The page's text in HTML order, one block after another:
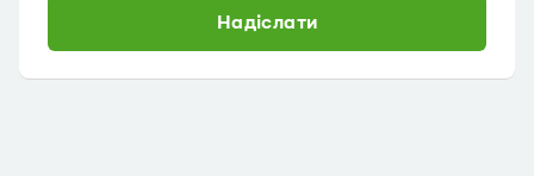
Надіслати